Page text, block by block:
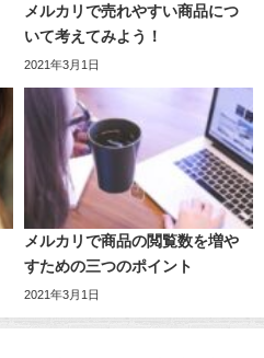
メルカリで売れやすい商品につ
いて考えてみよう！
2021年3月1日
メルカリで商品の閲覧数を増や
すための三つのポイント
2021年3月1日